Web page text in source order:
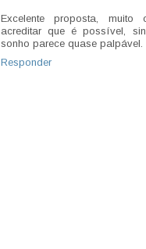
Excelente proposta, muito
acreditar que é possível,
sonho parece quase palpável.
Responder